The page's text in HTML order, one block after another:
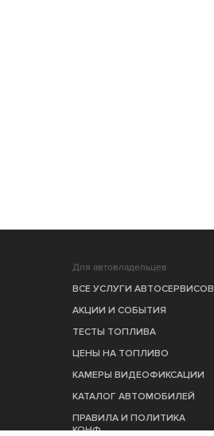
Для автовладельцев
ВСЕ УСЛУГИ АВТОСЕРВИСОВ
АКЦИИ И СОБЫТИЯ
ТЕСТЫ ТОПЛИВА
ЦЕНЫ НА ТОПЛИВО
КАМЕРЫ ВИДЕОФИКСАЦИИ
КАТАЛОГ АВТОМОБИЛЕЙ
ПРАВИЛА И ПОЛИТИКА
КОНФ.